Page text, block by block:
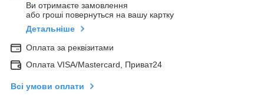
Ви отримаєте замовлення
або гроші повернуться на вашу картку
Детальніше
Оплата за реквізитами
Оплата VISA/Mastercard, Приват24
Всі умови оплати